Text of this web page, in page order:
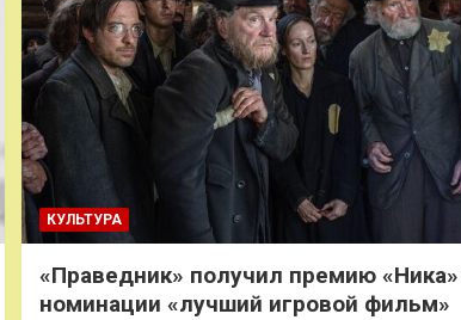
КУЛЬТУРА
«Праведник» получил премию
номинации «лучший игровой фильм»